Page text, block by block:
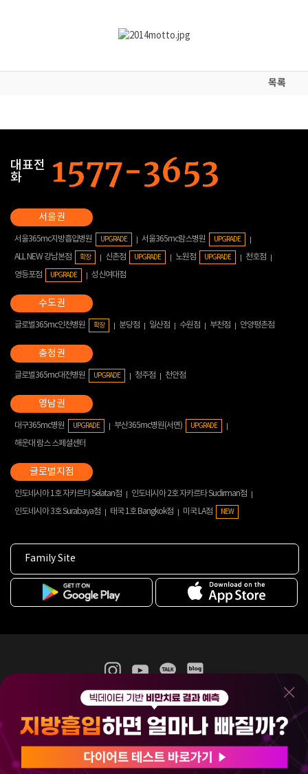
목록
대표전
화
서울365mc지방흡입병원 UPGRADE 서울365mc람스병원 UPGRADE
ALL NEW 강남본점 확장 신촌점 UPGRADE 노원점 UPGRADE
천호점
영등포점
UPGRADE 성신여대점
글로벌365mc인천병원 확장 분당점 일산점 수원점 부천점 안양평촌점
글로벌365mc대전병원 UPGRADE 청주점 천안점
대구365mc병원 UPGRADE 부산365mc병원(서면) UPGRADE
해운대 람스 스페셜센터
인도네시아 1호 자카르타 Selatan점
인도네시아 2호 자카르타 Sudirman점
인도네시아 3호 Surabaya점
태국 1호 Bangkok점 미국 LA점 NEW
Family Site
365mc 병·의원 이용약관
홈페이지 이용약관
비급여진료수가
(주)365mcㅣ서울특별시 서초구 서초대로52길 7, 3~4층(서초동, 제일빌딩)
120-87-04354ㅣ김남철
COPYRIGHT(C) 2025 365mc. ALL RIGHTS RESERVED.